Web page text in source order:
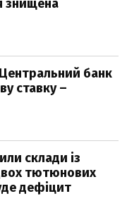
знищена
банк
ставку –
склади із
тютюнових
дефіцит